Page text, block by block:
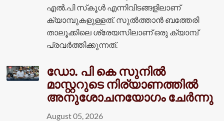
എൽ.പി സ്‌കൂള്‍ എന്നിവിടങ്ങളിലാണ്
ക്യാമ്പുകളുള്ളത്. സുല്‍ത്താന്‍ ബത്തേരി
താലൂക്കിലെ ശ്രേയസിലാണ് ഒരു ക്യാമ്പ്
പ്രവര്‍ത്തിക്കുന്നത്.
ഡോ. പി കെ സുനില്‍
മാസ്റ്ററുടെ നിര്യാണത്തില്‍
അനുശോചനയോഗം ചേര്‍ന്നു
August 05, 2026